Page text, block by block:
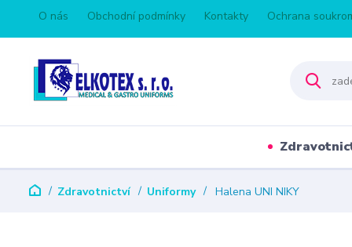
O nás Obchodní podmínky Kontakty Ochrana
Zdravotnictví Uniformy Halena UNI NIKY